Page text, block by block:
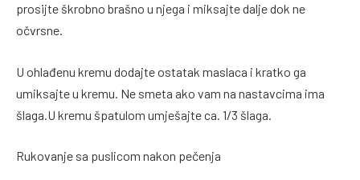
prosijte škrobno brašno u njega i miksajte dalje dok ne
očvrsne.
U ohlađenu kremu dodajte ostatak maslaca i kratko ga
umiksajte u kremu. Ne smeta ako vam na nastavcima ima
šlaga.U kremu špatulom umješajte ca. 1/3 šlaga.
Rukovanje sa puslicom nakon pečenja